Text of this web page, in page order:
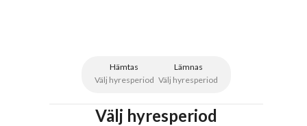
Hämtas
Välj hyresperiod
Lämnas
Välj hyresperiod
Välj hyresperiod